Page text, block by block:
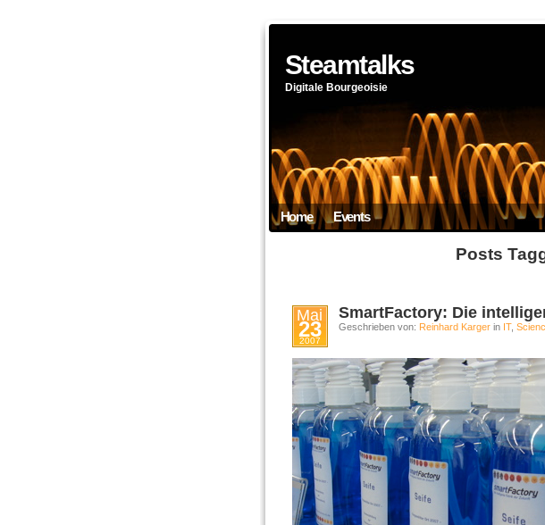
Steamtalks
Digitale Bourgeoisie
Home Events
Posts
Mai
23
2007
SmartFactory: Die
Geschrieben von: Reinhard Karger in IT,